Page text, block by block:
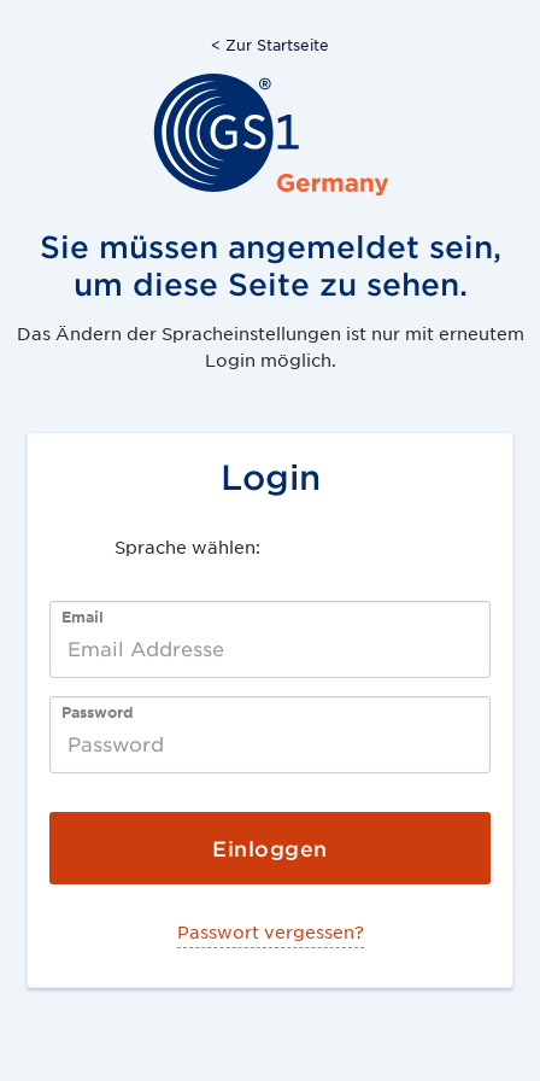
< Zur Startseite
Sie müssen angemeldet sein,
um diese Seite zu sehen.
Das Ändern der Spracheinstellungen ist nur mit erneutem
Login möglich.
Login
Sprache wählen:
Email
Password
Passwort vergessen?